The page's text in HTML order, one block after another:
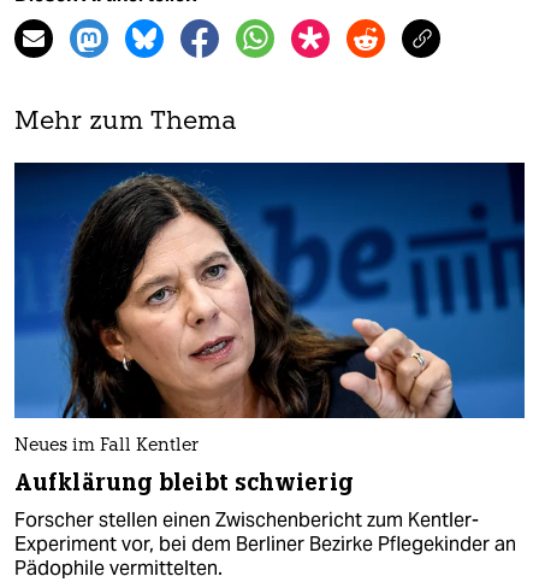
Mehr zum Thema
Neues im Fall Kentler
Aufklärung bleibt schwierig
Forscher stellen einen Zwischenbericht zum Kentler-
Experiment vor, bei dem Berliner Bezirke Pflegekinder an
Pädophile vermittelten.